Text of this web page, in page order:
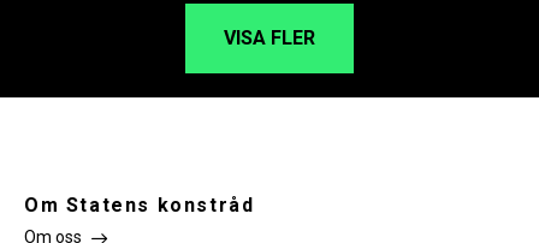
VISA FLER
Om Statens konstråd
Om oss